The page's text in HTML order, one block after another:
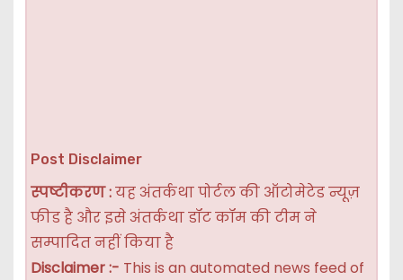
Post Disclaimer
स्पष्टीकरण :यह अंतर्कथा पोर्टल की ऑटोमेटेड न्यूज़
फीड है और इसे अंतर्कथा डॉट कॉम की टीम ने
सम्पादित नहीं किया है
Disclaimer :- This is an automated news feed of